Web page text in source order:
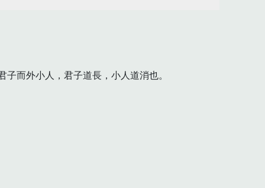
而外小人，君子道長，小人道消也。